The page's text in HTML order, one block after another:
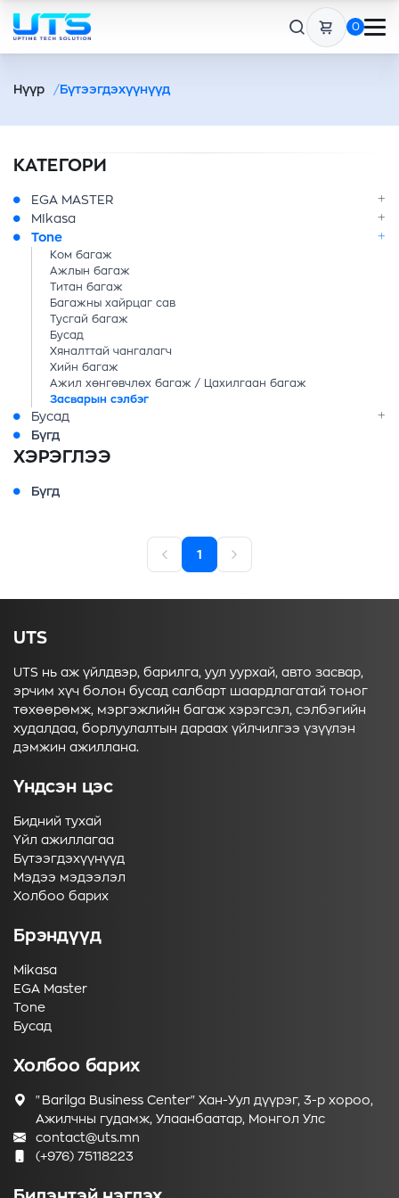
0
Нүүр Бүтээгдэхүүнүүд
КАТЕГОРИ
EGA MASTER
MIkasa
Tone
Ком багаж
Ажлын багаж
Титан багаж
Багажны хайрцаг сав
Тусгай багаж
Бусад
Хяналттай чангалагч
Хийн багаж
Ажил хөнгөвчлөх багаж / Цахилгаан багаж
Засварын сэлбэг
Бусад
Бүгд
ХЭРЭГЛЭЭ
Бүгд
1
UTS
UTS нь аж үйлдвэр, барилга, уул уурхай, авто засвар,
эрчим хүч болон бусад салбарт шаардлагатай тоног
төхөөрөмж, мэргэжлийн багаж хэрэгсэл, сэлбэгийн
худалдаа, борлуулалтын дараах үйлчилгээ үзүүлэн
дэмжин ажиллана.
Үндсэн цэс
Бидний тухай
Үйл ажиллагаа
Бүтээгдэхүүнүүд
Мэдээ мэдээлэл
Холбоо барих
Брэндүүд
Mikasa
EGA Master
Tone
Бусад
Холбоо барих
"Barilga Business Center" Хан-Уул дүүрэг, 3-р хороо,
Ажилчны гудамж, Улаанбаатар, Монгол Улс
contact@uts.mn
(+976) 75118223